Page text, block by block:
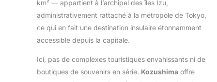
km² — appartient à l’archipel des îles Izu,
administrativement rattaché à la métropole de Tokyo,
ce qui en fait une destination insulaire étonnamment
accessible depuis la capitale.
Ici, pas de complexes touristiques envahissants ni de
boutiques de souvenirs en série. Kozushima offre